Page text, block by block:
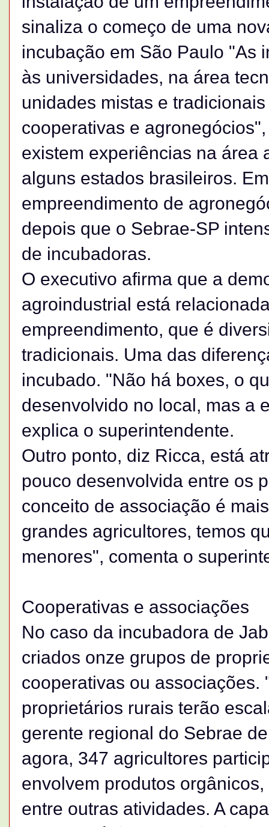
sinaliza o começo de uma
incubação em São Paulo "As
às universidades, na área
unidades mistas e
cooperativas e
existem experiências na área
alguns estados brasileiros.
empreendimento de
depois que o Sebrae-SP
de incubadoras.
O executivo afirma que a
agroindustrial está
empreendimento, que é
tradicionais. Uma das
incubado. "Não há boxes, o
desenvolvido no local, mas a
explica o superintendente.
Outro ponto, diz Ricca, está
pouco desenvolvida entre os
conceito de associação é
grandes agricultores, temos
menores", comenta o
Cooperativas e associações
No caso da incubadora de
criados onze grupos de
cooperativas ou associações.
proprietários rurais terão
gerente regional do Sebrae
agora, 347 agricultores
envolvem produtos
entre outras atividades. A